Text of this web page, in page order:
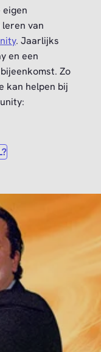
eigen
van
. Jaarlijks
en een
Zo
kan helpen bij